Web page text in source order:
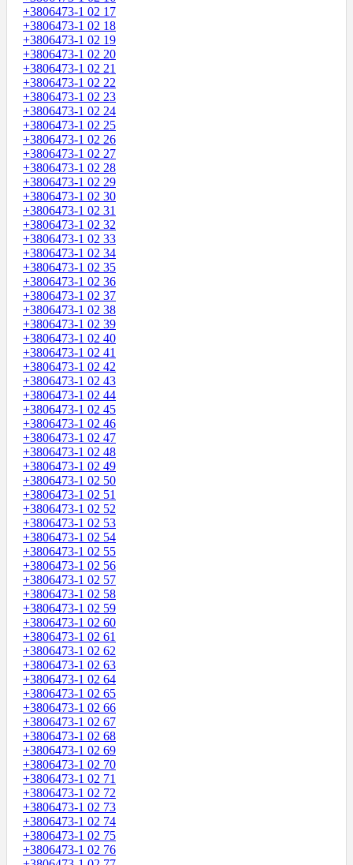
+3806473-1 02 17
+3806473-1 02 18
+3806473-1 02 19
+3806473-1 02 20
+3806473-1 02 21
+3806473-1 02 22
+3806473-1 02 23
+3806473-1 02 24
+3806473-1 02 25
+3806473-1 02 26
+3806473-1 02 27
+3806473-1 02 28
+3806473-1 02 29
+3806473-1 02 30
+3806473-1 02 31
+3806473-1 02 32
+3806473-1 02 33
+3806473-1 02 34
+3806473-1 02 35
+3806473-1 02 36
+3806473-1 02 37
+3806473-1 02 38
+3806473-1 02 39
+3806473-1 02 40
+3806473-1 02 41
+3806473-1 02 42
+3806473-1 02 43
+3806473-1 02 44
+3806473-1 02 45
+3806473-1 02 46
+3806473-1 02 47
+3806473-1 02 48
+3806473-1 02 49
+3806473-1 02 50
+3806473-1 02 51
+3806473-1 02 52
+3806473-1 02 53
+3806473-1 02 54
+3806473-1 02 55
+3806473-1 02 56
+3806473-1 02 57
+3806473-1 02 58
+3806473-1 02 59
+3806473-1 02 60
+3806473-1 02 61
+3806473-1 02 62
+3806473-1 02 63
+3806473-1 02 64
+3806473-1 02 65
+3806473-1 02 66
+3806473-1 02 67
+3806473-1 02 68
+3806473-1 02 69
+3806473-1 02 70
+3806473-1 02 71
+3806473-1 02 72
+3806473-1 02 73
+3806473-1 02 74
+3806473-1 02 75
+3806473-1 02 76